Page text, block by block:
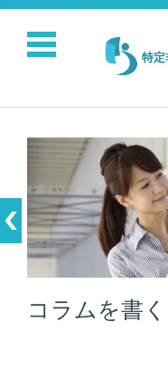
特定
コンテンツに移動
コラムを書